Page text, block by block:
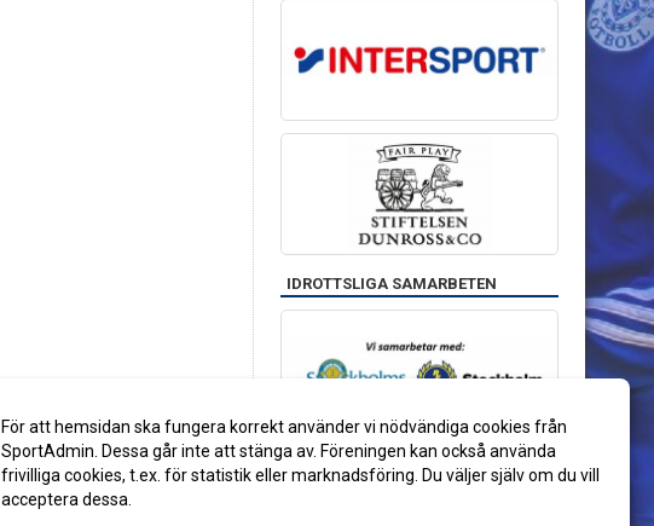
IDROTTSLIGA SAMARBETEN
För att hemsidan ska fungera korrekt använder vi nödvändiga cookies från
SportAdmin. Dessa går inte att stänga av. Föreningen kan också använda
frivilliga cookies, t.ex. för statistik eller marknadsföring. Du väljer själv om du vill
acceptera dessa.